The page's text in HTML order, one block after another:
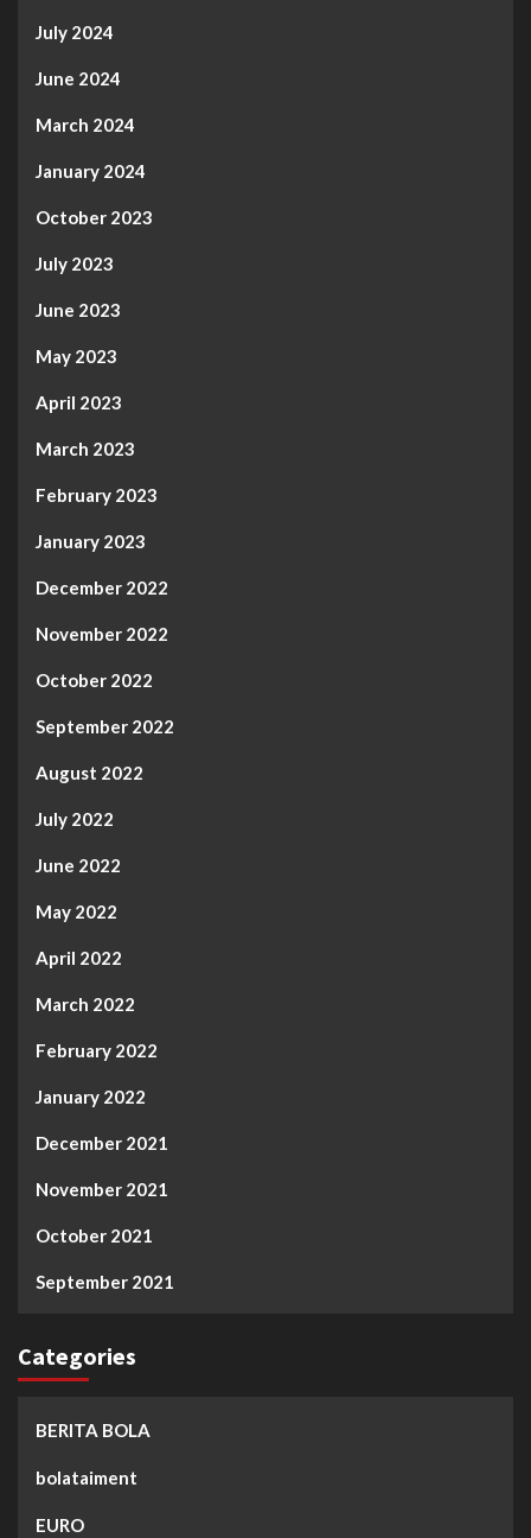
July 2024
June 2024
March 2024
January 2024
October 2023
July 2023
June 2023
May 2023
April 2023
March 2023
February 2023
January 2023
December 2022
November 2022
October 2022
September 2022
August 2022
July 2022
June 2022
May 2022
April 2022
March 2022
February 2022
January 2022
December 2021
November 2021
October 2021
September 2021
Categories
BERITA BOLA
bolataiment
EURO